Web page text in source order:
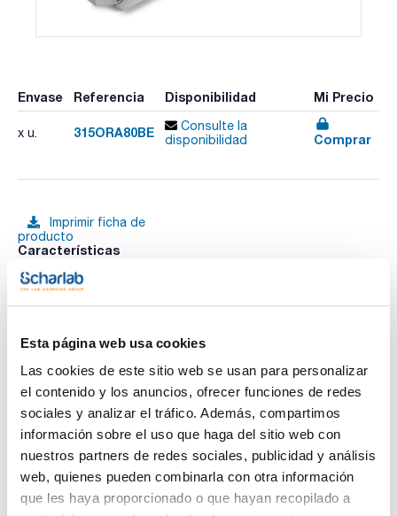
Esta página web usa cookies
Las cookies de este sitio web se usan para personalizar
el contenido y los anuncios, ofrecer funciones de redes
sociales y analizar el tráfico. Además, compartimos
información sobre el uso que haga del sitio web con
nuestros partners de redes sociales, publicidad y análisis
web, quienes pueden combinarla con otra información
que les haya proporcionado o que hayan recopilado a
Envase Referencia Disponibilidad Mi Precio
x u. 315ORA80BE
Consulte la
disponibilidad
Comprar
Imprimir ficha de
producto
Características
Aplicación : Universal
Escala y rango de medición : Brix 0-50%/50-80%
División : 0,5%; 0,5%
Pack (u.) : 1
analógicos universales que no requieren ningún
mantenimiento. Están equipados con un ocular con una
intensidades visuales. El sistema óptico y la cubierta del
prisma se han fabricado con materiales especiales que
de medición sin ATC: 20°C, temperatura de medición con
ATC: 10°C – 30°C, dimensiones caja de conservación:
modelo), peso neto aprox. 135 – 600 g (según el modelo).
Documentación técnica
TDS / Ficha técnica
Regístrate para
descargas
COA
Regístrate para
descargas
SDS/ Hoja de seguridad